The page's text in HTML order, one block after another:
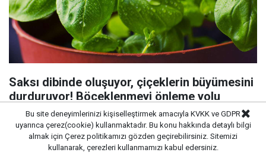
Saksı dibinde oluşuyor, çiçeklerin büyümesini
durduruyor! Böceklenmeyi önleme yolu
Bu site deneyimlerinizi kişiselleştirmek amacıyla KVKK ve GDPR
uyarınca çerez(cookie) kullanmaktadır. Bu konu hakkında detaylı bilgi
almak için Çerez politikamızı gözden geçirebilirsiniz. Sitemizi
kullanarak, çerezleri kullanmamızı kabul edersiniz.